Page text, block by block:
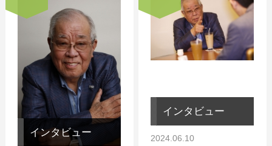
インタビュー
インタビュー
2024.06.10